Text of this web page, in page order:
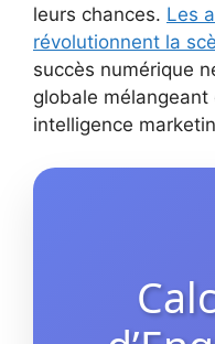
leurs chances. Les
révolutionnent la
succès numérique
globale
intelligence